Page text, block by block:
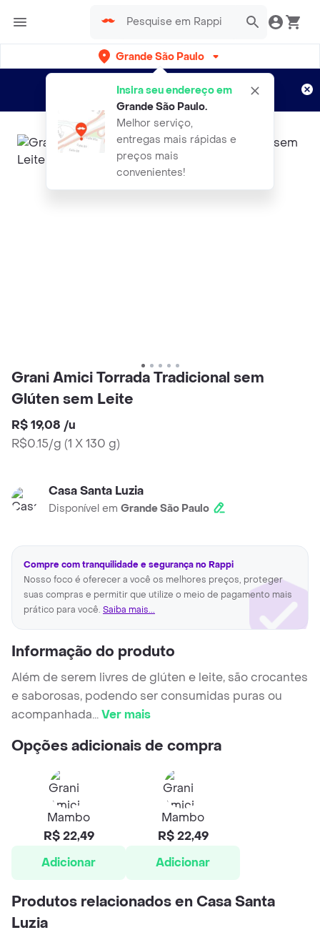
Grande São Paulo
Insira seu endereço em
Grande São Paulo.
Melhor serviço,
entregas mais rápidas e
preços mais
convenientes!
Entregas grátis por 15 dias!
Aplicam T&C
Grani Amici Torrada Tradicional sem
Glúten sem Leite
R$ 19,08 /u
R$0.15/g (1 X 130 g)
Casa Santa Luzia
Disponível em Grande São Paulo
Compre com tranquilidade e segurança no Rappi
Nosso foco é oferecer a você os melhores preços, proteger
suas compras e permitir que utilize o meio de pagamento mais
prático para você. Saiba mais...
Informação do produto
Além de serem livres de glúten e leite, são crocantes
e saborosas, podendo ser consumidas puras ou
acompanhada...Ver mais
Opções adicionais de compra
Mambo
R$ 22,49
Adicionar
Mambo
R$ 22,49
Adicionar
Produtos relacionados en Casa Santa
Luzia